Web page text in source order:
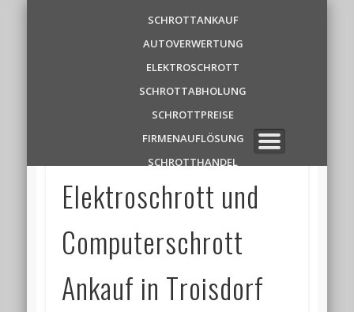
Schrottankauf
Zentrale
✆ 0 1 5 2 1 7 8 6 3 9 1 1
SCHROTTANKAUF
AUTOVERWERTUNG
ELEKTROSCHROTT
SCHROTTABHOLUNG
SCHROTTPREISE
FIRMENAUFLÖSUNG
SCHROTTHANDEL
Elektroschrott und
Computerschrott
Ankauf in Troisdorf